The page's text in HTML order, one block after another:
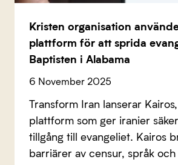
Kristen organisation
plattform för att sprida
Baptisten i Alabama
6 November 2025
Transform Iran lanserar
plattform som ger iranier
tillgång till evangeliet. Kairos
barriärer av censur, språk